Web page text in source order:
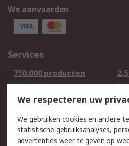
We aanvaarden
Services
750.000 producten
Bestellen
Retouren
Track & Trace
Wettelijk
We respecteren uw
We gebruiken cookies en andere
statistische gebruiksanalyses,
advertenties weer te geven op